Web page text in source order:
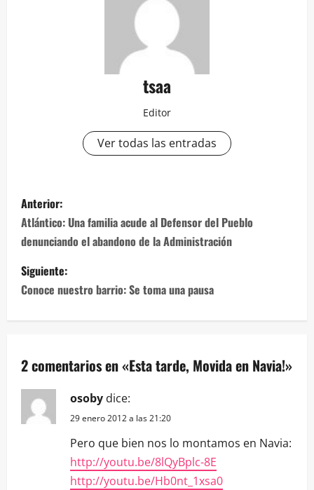
tsaa
Editor
Ver todas las entradas
Navegación
de
entradas
Anterior:
Atlántico: Una familia acude al Defensor del Pueblo
denunciando el abandono de la Administración
Siguiente:
Conoce nuestro barrio: Se toma una pausa
2 comentarios en «Esta tarde, Movida en Navia!»
osoby dice:
29 enero 2012 a las 21:20
Pero que bien nos lo montamos en Navia:
http://youtu.be/​8lQyBplc-8E
http://youtu.be/​Hb0nt_1xsa0